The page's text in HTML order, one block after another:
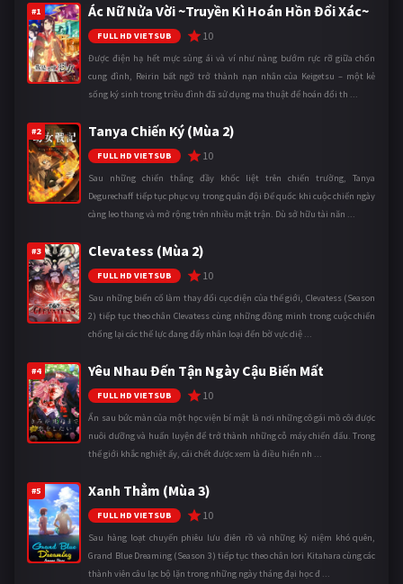
#1 Ác Nữ Nửa Vời ~Truyền Kì Hoán Hồn Đổi Xác~
FULL HD VIETSUB 10
Được điện hạ hết mực sủng ái và ví như nàng bướm rực rỡ giữa chốn
cung đình, Reirin bất ngờ trở thành nạn nhân của Keigetsu – một kẻ
sống ký sinh trong triều đình đã sử dụng ma thuật để hoán đổi th ...
#2 Tanya Chiến Ký (Mùa 2)
FULL HD VIETSUB 10
Sau những chiến thắng đầy khốc liệt trên chiến trường, Tanya
Degurechaff tiếp tục phục vụ trong quân đội Đế quốc khi cuộc chiến ngày
càng leo thang và mở rộng trên nhiều mặt trận. Dù sở hữu tài năn ...
#3 Clevatess (Mùa 2)
FULL HD VIETSUB 10
Sau những biến cố làm thay đổi cục diện của thế giới, Clevatess (Season
2) tiếp tục theo chân Clevatess cùng những đồng minh trong cuộc chiến
chống lại các thế lực đang đẩy nhân loại đến bờ vực diệ ...
#4 Yêu Nhau Đến Tận Ngày Cậu Biến Mất
FULL HD VIETSUB 10
Ẩn sau bức màn của một học viện bí mật là nơi những cô gái mồ côi được
nuôi dưỡng và huấn luyện để trở thành những cỗ máy chiến đấu. Trong
thế giới khắc nghiệt ấy, cái chết được xem là điều hiển nh ...
#5 Xanh Thẳm (Mùa 3)
FULL HD VIETSUB 10
Sau hàng loạt chuyến phiêu lưu điên rồ và những kỷ niệm khó quên,
Grand Blue Dreaming (Season 3) tiếp tục theo chân Iori Kitahara cùng các
thành viên câu lạc bộ lặn trong những ngày tháng đại học đ ...